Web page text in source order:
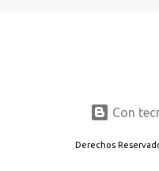
Con
Derechos